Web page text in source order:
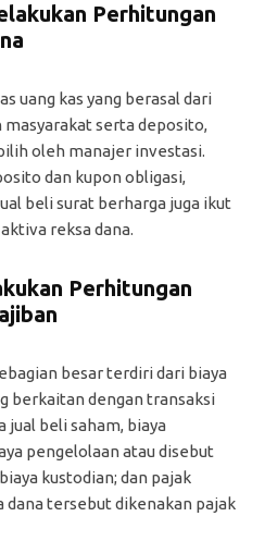
Perhitungan
uang kas yang berasal dari
serta deposito,
oleh manajer investasi.
dan kupon obligasi,
beli surat berharga juga ikut
reksa dana.
Perhitungan
besar terdiri dari biaya
berkaitan dengan transaksi
jual beli saham, biaya
pengelolaan atau disebut
kustodian; dan pajak
dana tersebut dikenakan pajak